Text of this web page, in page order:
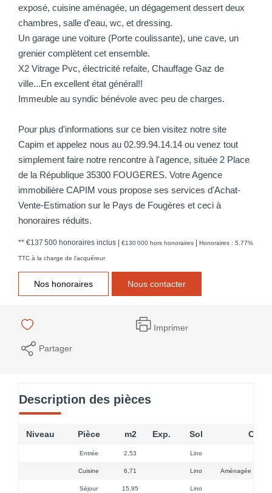
exposé, cuisine aménagée, un dégagement dessert deux
chambres, salle d'eau, wc, et dressing.
Un garage une voiture (Porte coulissante), une cave, un
grenier complètent cet ensemble.
X2 Vitrage Pvc, électricité refaite, Chauffage Gaz de
ville...En excellent état général!!
Immeuble au syndic bénévole avec peu de charges.
Pour plus d'informations sur ce bien visitez notre site
Capim et appelez nous au 02.99.94.14.14 ou venez tout
simplement faire notre rencontre à l'agence, située 2 Place
de la République 35300 FOUGERES. Votre Agence
immobilière CAPIM vous propose ses services d'Achat-
Vente-Estimation sur le Pays de Fougères et ceci à
honoraires réduits.
** €137 500 honoraires inclus | €130 000 hors honoraires | Honoraires : 5.77%
TTC à la charge de l'acquéreur
Nos honoraires Nous contacter
Imprimer
Partager
Description des pièces
Niveau Pièce m2 Exp. Sol
Entrée 2,53 Lino
Cuisine 6,71 Lino Aménagée
Séjour 15,95 Lino